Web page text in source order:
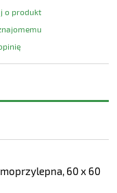
o produkt
60 x 60